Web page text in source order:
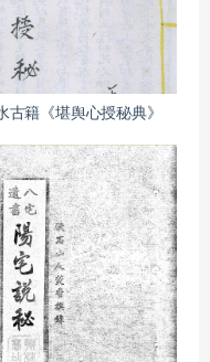
古籍《堪舆心授秘典》